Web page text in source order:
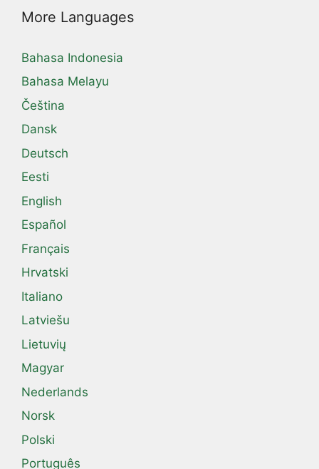
More Languages
Bahasa Indonesia
Bahasa Melayu
Čeština
Dansk
Deutsch
Eesti
English
Español
Français
Hrvatski
Italiano
Latviešu
Lietuvių
Magyar
Nederlands
Norsk
Polski
Português